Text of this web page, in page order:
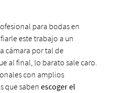
para bodas en
este trabajo a un
cámara por tal de
al final, lo barato sale caro.
con amplios
que saben escoger el